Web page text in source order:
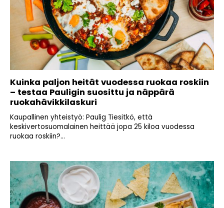
Kuinka paljon heität vuodessa ruokaa roskiin
– testaa Pauligin suosittu ja näppärä
ruokahävikkilaskuri
Kaupallinen yhteistyö: Paulig Tiesitkö, että
keskivertosuomalainen heittää jopa 25 kiloa vuodessa
ruokaa roskiin?...